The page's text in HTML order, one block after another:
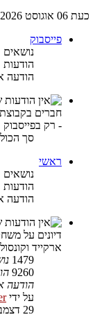
כעת 06 אוגוסט 2026, 22:36
פייסבוק
נושאים
הודעות
הודעה
חברים בקבוצת
- רק בפייסבוק
סך הכול
ראשי
נושאים
הודעות
הודעה
דיונים על
ארקייד
1479
9260
הודעה
על ידי
29 דצמבר 2024, 10:30